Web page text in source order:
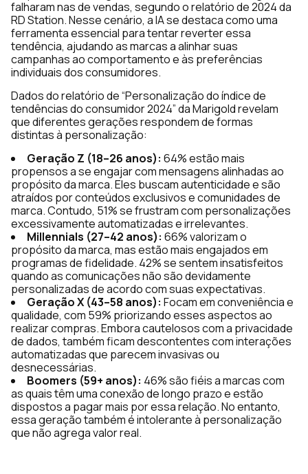
falharam nas de vendas, segundo orelatório de 2024 da
RD Station. Nesse cenário, a IA se destaca como uma
ferramenta essencial para tentar reverter essa
tendência, ajudando as marcas a alinhar suas
campanhas ao comportamento e às preferências
individuais dos consumidores.
Dados dorelatório de “Personalização do índice de
tendências do consumidor 2024” da Marigoldrevelam
que diferentes gerações respondem de formas
distintas à personalização:
Geração Z (18–26 anos): 64% estão mais
propensos a se engajar com mensagens alinhadas ao
propósito da marca. Eles buscam autenticidade e são
atraídos por conteúdos exclusivos e comunidades de
marca. Contudo, 51% se frustram com personalizações
excessivamente automatizadas e irrelevantes.
Millennials (27–42 anos): 66% valorizam o
propósito da marca, mas estão mais engajados em
programas de fidelidade. 42% se sentem insatisfeitos
quando as comunicações não são devidamente
personalizadas de acordo com suas expectativas.
Geração X (43–58 anos): Focam em conveniência e
qualidade, com 59% priorizando esses aspectos ao
realizar compras. Embora cautelosos com a privacidade
de dados, também ficam descontentes com interações
automatizadas que parecem invasivas ou
desnecessárias.
Boomers (59+ anos): 46% são fiéis a marcas com
as quais têm uma conexão de longo prazo e estão
dispostos a pagar mais por essa relação. No entanto,
essa geração também é intolerante à personalização
que não agrega valor real.